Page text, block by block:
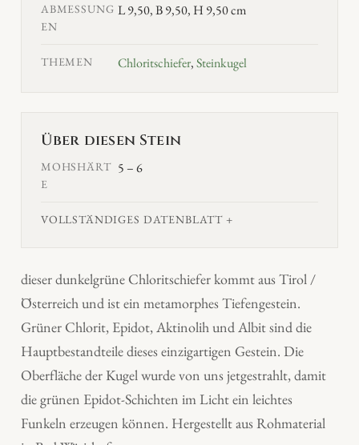
ABMESSUNG
EN
L 9,50, B 9,50, H 9,50 cm
THEMEN Chloritschiefer,Steinkugel
Über diesen Stein
MOHSHÄRT
E
5 – 6
VOLLSTÄNDIGES DATENBLATT
dieser dunkelgrüne Chloritschiefer kommt aus Tirol /
Österreich und ist ein metamorphes Tiefengestein.
Grüner Chlorit, Epidot, Aktinolih und Albit sind die
Hauptbestandteile dieses einzigartigen Gestein. Die
Oberfläche der Kugel wurde von uns jetgestrahlt, damit
die grünen Epidot-Schichten im Licht ein leichtes
Funkeln erzeugen können. Hergestellt aus Rohmaterial